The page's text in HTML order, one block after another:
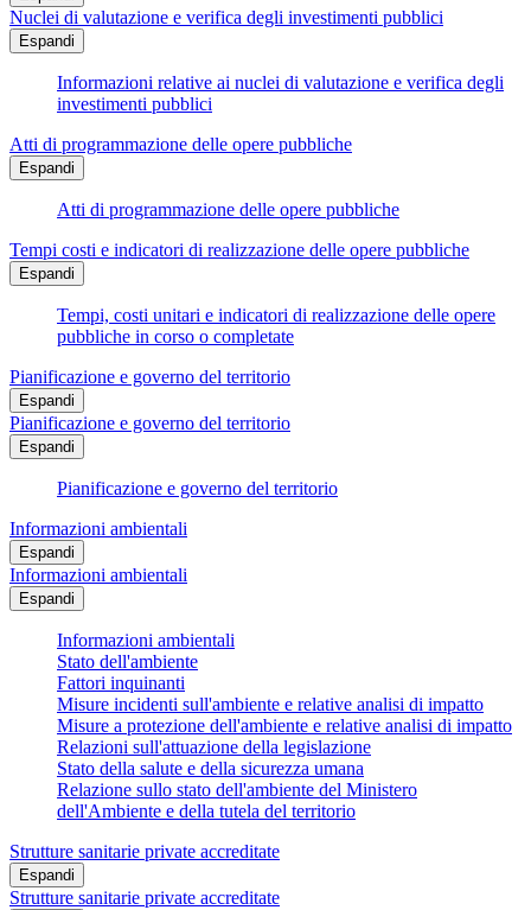
Nuclei di valutazione e verifica degli investimenti pubblici
Espandi
Informazioni relative ai nuclei di valutazione e verifica degli
investimenti pubblici
Atti di programmazione delle opere pubbliche
Espandi
Atti di programmazione delle opere pubbliche
Tempi costi e indicatori di realizzazione delle opere pubbliche
Espandi
Tempi, costi unitari e indicatori di realizzazione delle opere
pubbliche in corso o completate
Pianificazione e governo del territorio
Espandi
Pianificazione e governo del territorio
Espandi
Pianificazione e governo del territorio
Informazioni ambientali
Espandi
Informazioni ambientali
Espandi
Informazioni ambientali
Stato dell'ambiente
Fattori inquinanti
Misure incidenti sull'ambiente e relative analisi di impatto
Misure a protezione dell'ambiente e relative analisi di impatto
Relazioni sull'attuazione della legislazione
Stato della salute e della sicurezza umana
Relazione sullo stato dell'ambiente del Ministero
dell'Ambiente e della tutela del territorio
Strutture sanitarie private accreditate
Espandi
Strutture sanitarie private accreditate